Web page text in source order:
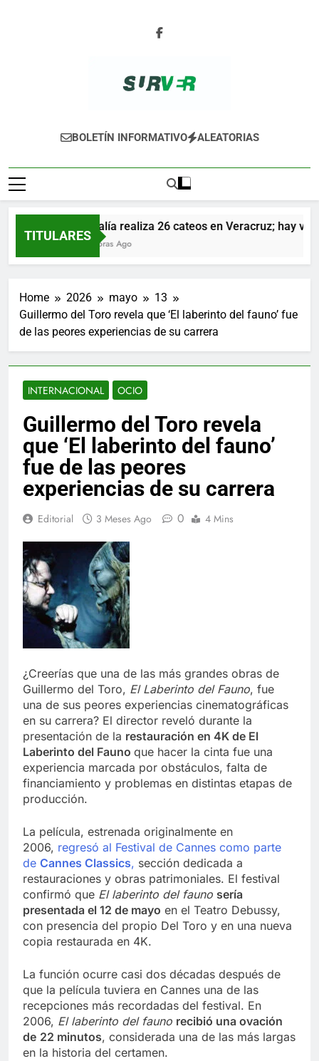
SURVER
BOLETÍN INFORMATIVO ALEATORIAS
TITULARES
Fiscalía realiza 26 cateos en Veracruz; hay
24 Horas Ago
Home 2026 mayo
13
Guillermo del Toro revela que ‘El laberinto del fauno’ fue
de las peores experiencias de su carrera
INTERNACIONAL OCIO
Guillermo del Toro revela
que ‘El laberinto del fauno’
fue de las peores
experiencias de su carrera
Editorial 3 Meses Ago 0 4 Mins
¿Creerías que una de las más grandes obras de
Guillermo del Toro, El Laberinto del Fauno, fue
una de sus peores experiencias cinematográficas
en su carrera? El director reveló durante la
presentación de la restauración en 4K de El
Laberinto del Fauno que hacer la cinta fue una
experiencia marcada por obstáculos, falta de
financiamiento y problemas en distintas etapas de
producción.
La película, estrenada originalmente en
2006, regresó al Festival de Cannes como parte
de Cannes Classics, sección dedicada a
restauraciones y obras patrimoniales. El festival
confirmó que El laberinto del fauno sería
presentada el 12 de mayo en el Teatro Debussy,
con presencia del propio Del Toro y en una nueva
copia restaurada en 4K.
La función ocurre casi dos décadas después de
que la película tuviera en Cannes una de las
recepciones más recordadas del festival. En
2006, El laberinto del fauno recibió una ovación
de 22 minutos, considerada una de las más largas
en la historia del certamen.